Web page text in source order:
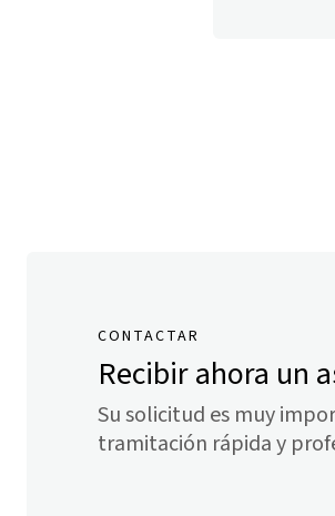
CONTACTAR
Recibir ahora un
Su solicitud es muy
tramitación rápida y